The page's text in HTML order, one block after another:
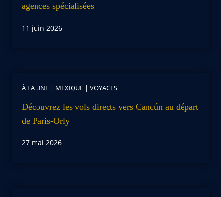
agences spécialisées
11 juin 2026
À LA UNE | MEXIQUE | VOYAGES
Découvrez les vols directs vers Cancún au départ
de Paris-Orly
27 mai 2026